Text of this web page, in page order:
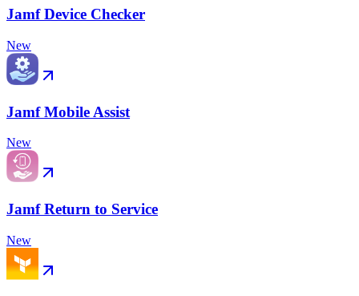
Jamf Device Checker
New
Jamf Mobile Assist
New
Jamf Return to Service
New